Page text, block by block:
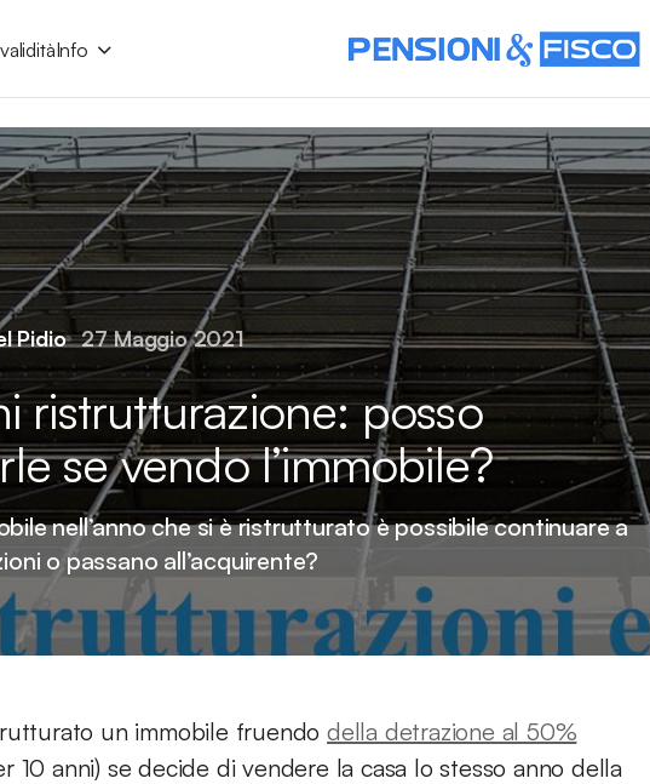
Info
Pidio 27 Maggio 2021
ristrutturazione: posso
se vendo l’immobile?
nell’anno che si è ristrutturato è possibile continuare a
o passano all’acquirente?
un immobile fruendo della detrazione al 50%
10 anni) se decide di vendere la casa lo stesso anno della